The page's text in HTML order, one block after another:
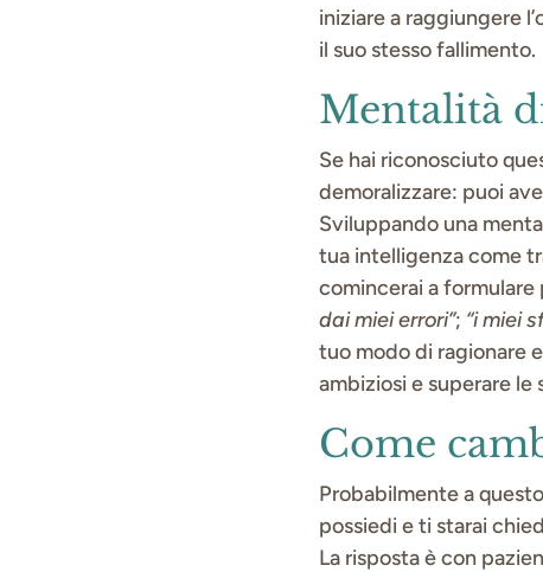
iniziare a raggiungere
il suo stesso fallimento.
Mentalità
Se hai riconosciuto
demoralizzare: puoi
Sviluppando una
tua intelligenza come
comincerai a formulare
dai miei errori”; “i miei
tuo modo di ragionare
ambiziosi e superare le
Come
Probabilmente a
possiedi e ti starai
La risposta è con